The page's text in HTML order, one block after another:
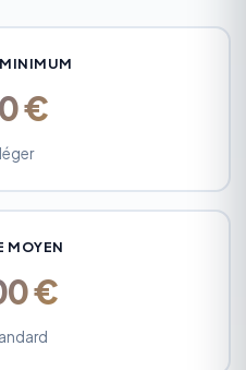
€
MOYEN
€